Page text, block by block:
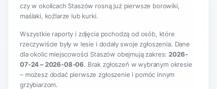
czy w okolicach Staszów rosną już pierwsze borowiki,
maślaki, koźlarze lub kurki.
Wszystkie raporty i zdjęcia pochodzą od osób, które
rzeczywiście były w lesie i dodały swoje zgłoszenia. Dane
dla okolic miejscowości Staszów obejmują zakres: 2026-
07-24 – 2026-08-06. Brak zgłoszeń w wybranym okresie
– możesz dodać pierwsze zgłoszenie i pomóc innym
grzybiarzom.